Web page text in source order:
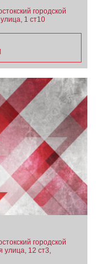
городской
1 ст10
городской
улица, 12 ст3,